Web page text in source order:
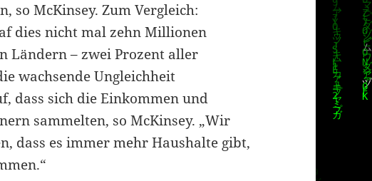
so McKinsey. Zum Vergleich:
dies nicht mal zehn Millionen
Ländern – zwei Prozent aller
wachsende Ungleichheit
dass sich die Einkommen und
sammelten, so McKinsey. „Wir
dass es immer mehr Haushalte gibt,